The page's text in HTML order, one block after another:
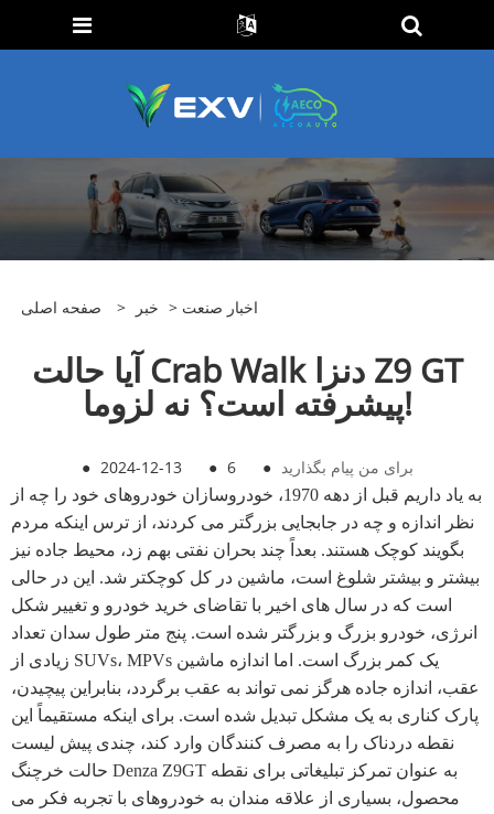
صفحه اصلی > خبر > اخبار صنعت
آیا حالت Crab Walk دنزا Z9 GT
پیشرفته است؟ نه لزوما!
● 2024-12-13 ● 6 ● برای من پیام بگذارید
به یاد داریم قبل از دهه 1970، خودروسازان خودروهای خود را چه از
نظر اندازه و چه در جابجایی بزرگتر می کردند، از ترس اینکه مردم
بگویند کوچک هستند. بعداً چند بحران نفتی بهم زد، محیط جاده نیز
بیشتر و بیشتر شلوغ است، ماشین در کل کوچکتر شد. این در حالی
است که در سال های اخیر با تقاضای خرید خودرو و تغییر شکل
انرژی، خودرو بزرگ و بزرگتر شده است. پنج متر طول سدان تعداد
زیادی از SUVs، MPVs یک کمر بزرگ است. اما اندازه ماشین
عقب، اندازه جاده هرگز نمی تواند به عقب برگردد، بنابراین پیچیدن،
پارک کناری به یک مشکل تبدیل شده است. برای اینکه مستقیماً این
نقطه دردناک را به مصرف کنندگان وارد کند، چندی پیش لیست
حالت خرچنگ Denza Z9GT به عنوان تمرکز تبلیغاتی برای نقطه
محصول، بسیاری از علاقه مندان به خودروهای با تجربه فکر می